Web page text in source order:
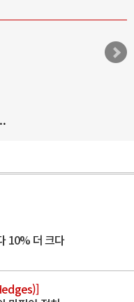
10% 더 크다